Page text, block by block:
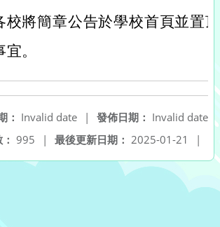
校將簡章公告於學校首頁並置
。
發佈日期： Invalid date
： Invalid date
|
最後更新日期： 2025-01-21 |
995 |